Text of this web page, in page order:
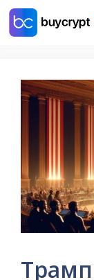
Перейти
до
Трамп